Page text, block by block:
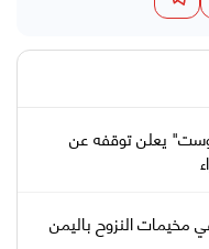
يعلن توقفه عن
مخيمات النزوح باليمن